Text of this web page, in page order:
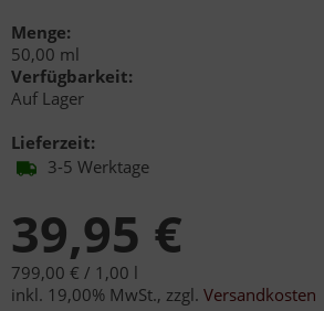
Menge:
50,00 ml
Verfügbarkeit:
Auf Lager
Lieferzeit:
3-5 Werktage
39,95 €
799,00 € / 1,00 l
inkl. 19,00% MwSt., zzgl. Versandkosten